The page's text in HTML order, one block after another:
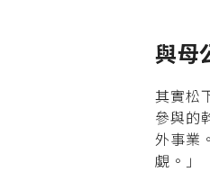
與母
其實松
參與的
外事業
覷。」